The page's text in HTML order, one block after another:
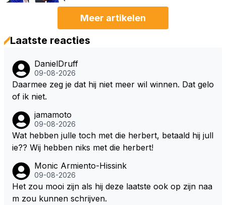
Meer artikelen
Laatste reacties
DanielDruff
09-08-2026
Daarmee zeg je dat hij niet meer wil winnen. Dat gelo
of ik niet.
jamamoto
09-08-2026
Wat hebben julle toch met die herbert, betaald hij jull
ie?? Wij hebben niks met die herbert!
Monic Armiento-Hissink
09-08-2026
Het zou mooi zijn als hij deze laatste ook op zijn naa
m zou kunnen schrijven.